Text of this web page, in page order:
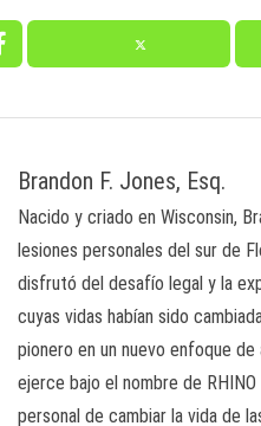
Brandon F. Jones, Esq.
Nacido y criado en Wisconsin,
lesiones personales del sur de
disfrutó del desafío legal y la
cuyas vidas habían sido
pionero en un nuevo enfoque
ejerce bajo el nombre de
personal de cambiar la vida de